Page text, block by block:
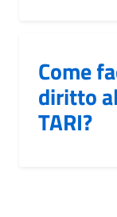
Come
diritto
TARI?